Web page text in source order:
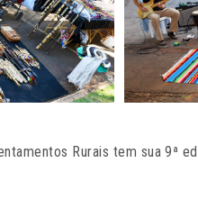
Rurais tem sua 9ª